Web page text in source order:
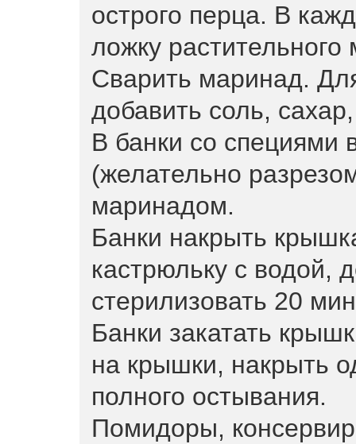
острого перца. В
ложку растительного
Сварить маринад.
добавить соль, сахар,
В банки со
(желательно
маринадом.
Банки накрыть
кастрюльку с водой,
стерилизовать 20
Банки закатать
на крышки, накрыть
полного остывания.
Помидоры,